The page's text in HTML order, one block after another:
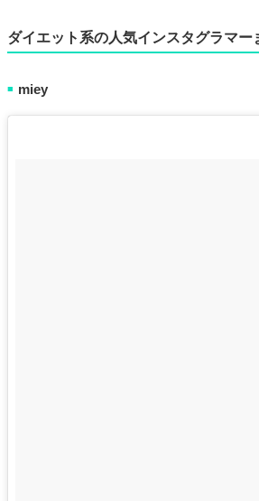
ダイエット系の人気インスタグラマー
■ miey